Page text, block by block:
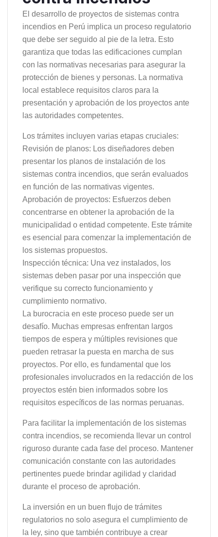
El desarrollo de proyectos de sistemas contra
incendios en Perú implica un proceso regulatorio
que debe ser seguido al pie de la letra. Esto
garantiza que todas las edificaciones cumplan
con las normativas necesarias para asegurar la
protección de bienes y personas. La normativa
local establece requisitos claros para la
presentación y aprobación de los proyectos ante
las autoridades competentes.
Los trámites incluyen varias etapas cruciales:
Revisión de planos: Los diseñadores deben
presentar los planos de instalación de los
sistemas contra incendios, que serán evaluados
en función de las normativas vigentes.
Aprobación de proyectos: Esfuerzos deben
concentrarse en obtener la aprobación de la
municipalidad o entidad competente. Este trámite
es esencial para comenzar la implementación de
los sistemas propuestos.
Inspección técnica: Una vez instalados, los
sistemas deben pasar por una inspección que
verifique su correcto funcionamiento y
cumplimiento normativo.
La burocracia en este proceso puede ser un
desafío. Muchas empresas enfrentan largos
tiempos de espera y múltiples revisiones que
pueden retrasar la puesta en marcha de sus
proyectos. Por ello, es fundamental que los
profesionales involucrados en la redacción de los
proyectos estén bien informados sobre los
requisitos específicos de las normas peruanas.
Para facilitar la implementación de los sistemas
contra incendios, se recomienda llevar un control
riguroso durante cada fase del proceso. Mantener
comunicación constante con las autoridades
pertinentes puede brindar agilidad y claridad
durante el proceso de aprobación.
La inversión en un buen flujo de trámites
regulatorios no solo asegura el cumplimiento de
la ley, sino que también contribuye a crear